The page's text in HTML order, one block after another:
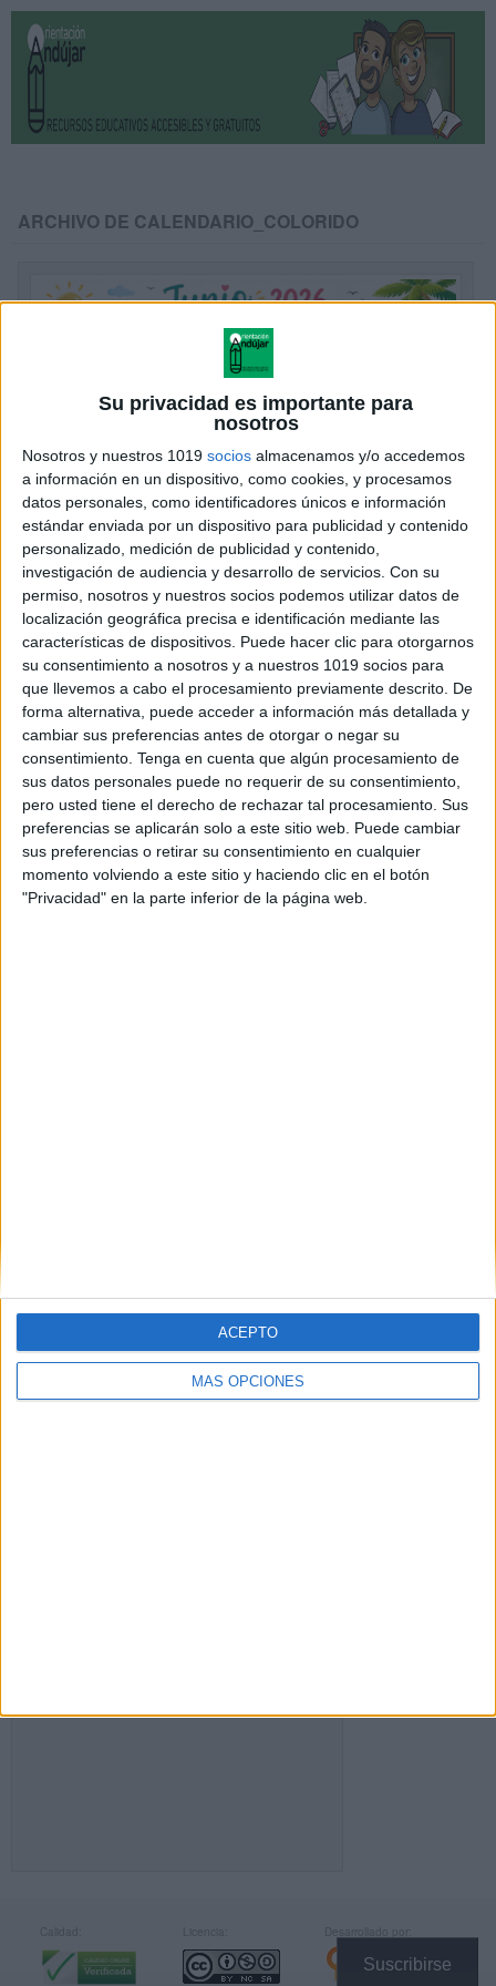
Su privacidad es importante para
nosotros
Nosotros y nuestros 1019 socios almacenamos y/o accedemos
a información en un dispositivo, como cookies, y procesamos
datos personales, como identificadores únicos e información
estándar enviada por un dispositivo para publicidad y contenido
personalizado, medición de publicidad y contenido,
investigación de audiencia y desarrollo de servicios. Con su
permiso, nosotros y nuestros socios podemos utilizar datos de
localización geográfica precisa e identificación mediante las
características de dispositivos. Puede hacer clic para otorgarnos
su consentimiento a nosotros y a nuestros 1019 socios para
que llevemos a cabo el procesamiento previamente descrito. De
forma alternativa, puede acceder a información más detallada y
cambiar sus preferencias antes de otorgar o negar su
consentimiento. Tenga en cuenta que algún procesamiento de
sus datos personales puede no requerir de su consentimiento,
pero usted tiene el derecho de rechazar tal procesamiento. Sus
preferencias se aplicarán solo a este sitio web. Puede cambiar
sus preferencias o retirar su consentimiento en cualquier
momento volviendo a este sitio y haciendo clic en el botón
"Privacidad" en la parte inferior de la página web.
MÁS OPCIONES
ACEPTO
Suscribirse
ARCHIVO DE CALENDARIO_COLORIDO
Calendarios junio 2026 para hacer
anotaciones varios modelos
Publicado el 1 junio, 2026
Planifica, organiza y disfruta cada día del mes Junio
llega con energía, color y muchas ganas de cerrar el
curso con buena organización. Este recopilatorio
incluye varios modelos de calendario […]
SEGUIR LEYENDO
Buscar